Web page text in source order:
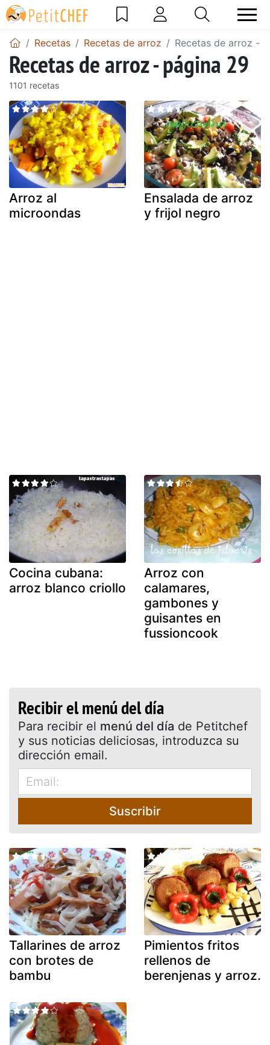
Recetas Recetas de arroz Recetas de arroz -
Recetas de arroz - página 29
1101 recetas
Arroz al
microondas
Ensalada de arroz
y frijol negro
Cocina cubana:
arroz blanco criollo
Arroz con
calamares,
gambones y
guisantes en
fussioncook
Recibir el menú del día
Para recibir el menú del día de Petitchef
y sus noticias deliciosas, introduzca su
dirección email.
Suscribir
Tallarines de arroz
con brotes de
bambu
Pimientos fritos
rellenos de
berenjenas y arroz.